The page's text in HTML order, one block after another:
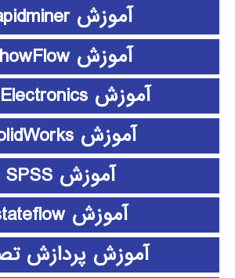
آموزش rapidminer
آموزش ShowFlow
آموزش SimElectronics
آموزش SolidWorks
آموزش SPSS
آموزش stateflow
آموزش پردازش